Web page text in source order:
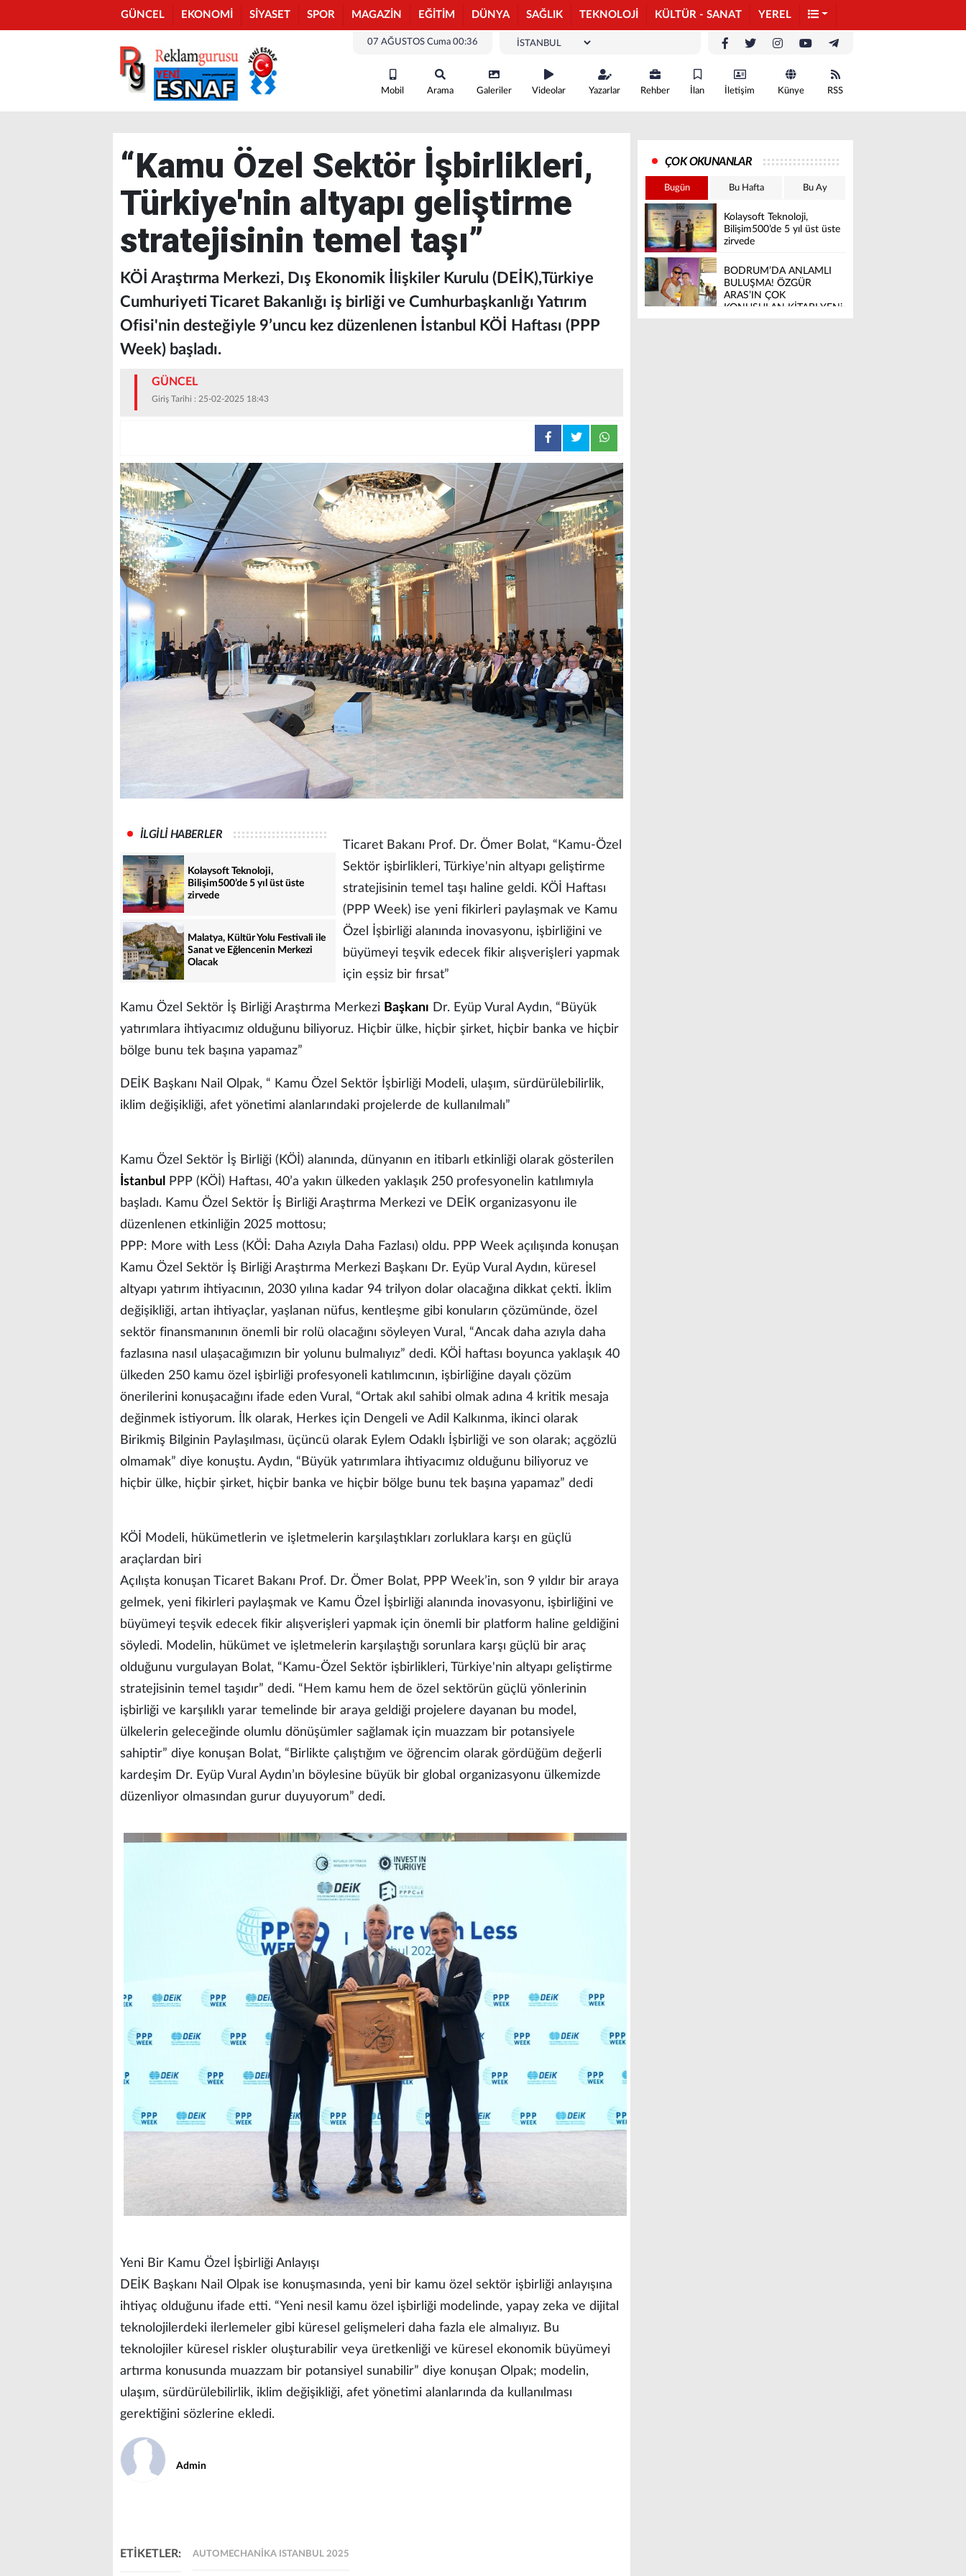
GÜNCEL EKONOMİ SİYASET SPOR MAGAZİN EĞİTİM DÜNYA SAĞLIK TEKNOLOJİ KÜLTÜR - SANAT YEREL
07 AĞUSTOS Cuma 00:36
Mobil Arama Galeriler Videolar Yazarlar Rehber İlan İletişim Künye RSS
“Kamu Özel Sektör İşbirlikleri,
Türkiye'nin altyapı geliştirme
stratejisinin temel taşı”
KÖİ Araştırma Merkezi, Dış Ekonomik İlişkiler Kurulu (DEİK),Türkiye
Cumhuriyeti Ticaret Bakanlığı iş birliği ve Cumhurbaşkanlığı Yatırım
Ofisi'nin desteğiyle 9’uncu kez düzenlenen İstanbul KÖİ Haftası (PPP
Week) başladı.
GÜNCEL
Giriş Tarihi : 25-02-2025 18:43
İLGİLİ HABERLER
Kolaysoft Teknoloji,
Bilişim500’de 5 yıl üst üste
zirvede
Malatya, Kültür Yolu Festivali ile
Sanat ve Eğlencenin Merkezi
Olacak
Ticaret Bakanı Prof. Dr. Ömer Bolat, “Kamu-Özel
Sektör işbirlikleri, Türkiye'nin altyapı geliştirme
stratejisinin temel taşı haline geldi. KÖİ Haftası
(PPP Week) ise yeni fikirleri paylaşmak ve Kamu
Özel İşbirliği alanında inovasyonu, işbirliğini ve
büyümeyi teşvik edecek fikir alışverişleri yapmak
için eşsiz bir fırsat”
Kamu Özel Sektör İş Birliği Araştırma Merkezi Başkanı Dr. Eyüp Vural Aydın, “Büyük
yatırımlara ihtiyacımız olduğunu biliyoruz. Hiçbir ülke, hiçbir şirket, hiçbir banka ve hiçbir
bölge bunu tek başına yapamaz”
DEİK Başkanı Nail Olpak, “ Kamu Özel Sektör İşbirliği Modeli, ulaşım, sürdürülebilirlik,
iklim değişikliği, afet yönetimi alanlarındaki projelerde de kullanılmalı”
Kamu Özel Sektör İş Birliği (KÖİ) alanında, dünyanın en itibarlı etkinliği olarak gösterilen
İstanbul
PPP (KÖİ) Haftası, 40’a yakın ülkeden yaklaşık 250 profesyonelin katılımıyla
başladı. Kamu Özel Sektör İş Birliği Araştırma Merkezi ve DEİK organizasyonu ile
düzenlenen etkinliğin 2025 mottosu;
PPP: More with Less (KÖİ: Daha Azıyla Daha Fazlası) oldu. PPP Week açılışında konuşan
Kamu Özel Sektör İş Birliği Araştırma Merkezi Başkanı Dr. Eyüp Vural Aydın, küresel
altyapı yatırım ihtiyacının, 2030 yılına kadar 94 trilyon dolar olacağına dikkat çekti. İklim
değişikliği, artan ihtiyaçlar, yaşlanan nüfus, kentleşme gibi konuların çözümünde, özel
sektör finansmanının önemli bir rolü olacağını söyleyen Vural, “Ancak daha azıyla daha
fazlasına nasıl ulaşacağımızın bir yolunu bulmalıyız” dedi. KÖİ haftası boyunca yaklaşık 40
ülkeden 250 kamu özel işbirliği profesyoneli katılımcının, işbirliğine dayalı çözüm
önerilerini konuşacağını ifade eden Vural, “Ortak akıl sahibi olmak adına 4 kritik mesaja
değinmek istiyorum. İlk olarak, Herkes için Dengeli ve Adil Kalkınma, ikinci olarak
Birikmiş Bilginin Paylaşılması, üçüncü olarak Eylem Odaklı İşbirliği ve son olarak; açgözlü
olmamak” diye konuştu. Aydın, “Büyük yatırımlara ihtiyacımız olduğunu biliyoruz ve
hiçbir ülke, hiçbir şirket, hiçbir banka ve hiçbir bölge bunu tek başına yapamaz” dedi
KÖİ Modeli, hükümetlerin ve işletmelerin karşılaştıkları zorluklara karşı en güçlü
araçlardan biri
Açılışta konuşan Ticaret Bakanı Prof. Dr. Ömer Bolat, PPP Week’in, son 9 yıldır bir araya
gelmek, yeni fikirleri paylaşmak ve Kamu Özel İşbirliği alanında inovasyonu, işbirliğini ve
büyümeyi teşvik edecek fikir alışverişleri yapmak için önemli bir platform haline geldiğini
söyledi. Modelin, hükümet ve işletmelerin karşılaştığı sorunlara karşı güçlü bir araç
olduğunu vurgulayan Bolat, “Kamu-Özel Sektör işbirlikleri, Türkiye'nin altyapı geliştirme
stratejisinin temel taşıdır” dedi. “Hem kamu hem de özel sektörün güçlü yönlerinin
işbirliği ve karşılıklı yarar temelinde bir araya geldiği projelere dayanan bu model,
ülkelerin geleceğinde olumlu dönüşümler sağlamak için muazzam bir potansiyele
sahiptir” diye konuşan Bolat, “Birlikte çalıştığım ve öğrencim olarak gördüğüm değerli
kardeşim Dr. Eyüp Vural Aydın’ın böylesine büyük bir global organizasyonu ülkemizde
düzenliyor olmasından gurur duyuyorum” dedi.
Yeni Bir Kamu Özel İşbirliği Anlayışı
DEİK Başkanı Nail Olpak ise konuşmasında, yeni bir kamu özel sektör işbirliği anlayışına
ihtiyaç olduğunu ifade etti. “Yeni nesil kamu özel işbirliği modelinde, yapay zeka ve dijital
teknolojilerdeki ilerlemeler gibi küresel gelişmeleri daha fazla ele almalıyız. Bu
teknolojiler küresel riskler oluşturabilir veya üretkenliği ve küresel ekonomik büyümeyi
artırma konusunda muazzam bir potansiyel sunabilir” diye konuşan Olpak; modelin,
ulaşım, sürdürülebilirlik, iklim değişikliği, afet yönetimi alanlarında da kullanılması
gerektiğini sözlerine ekledi.
Admin
ETİKETLER: AUTOMECHANIKA ISTANBUL 2025
ÇOK OKUNANLAR
Bugün Bu Hafta Bu Ay
Kolaysoft Teknoloji,
Bilişim500’de 5 yıl üst üste
zirvede
BODRUM’DA ANLAMLI
BULUŞMA! ÖZGÜR
ARAS’IN ÇOK
KONUŞULAN KİTABI YENi